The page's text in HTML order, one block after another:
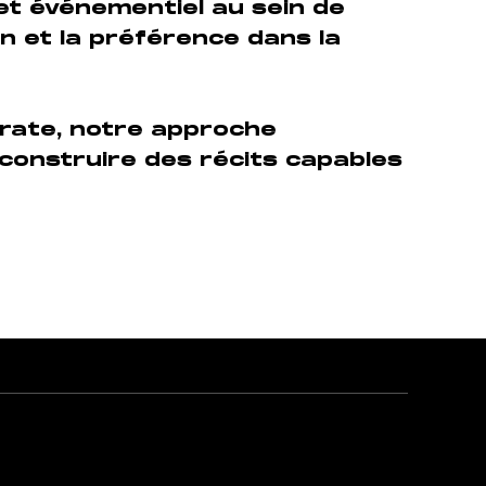
événementiel au sein de
et la préférence dans la
notre approche
des récits capables